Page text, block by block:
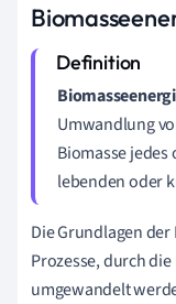
Umwandlung
Biomasse jedes
lebenden oder
Die Grundlagen
Prozesse, durch
umgewandelt